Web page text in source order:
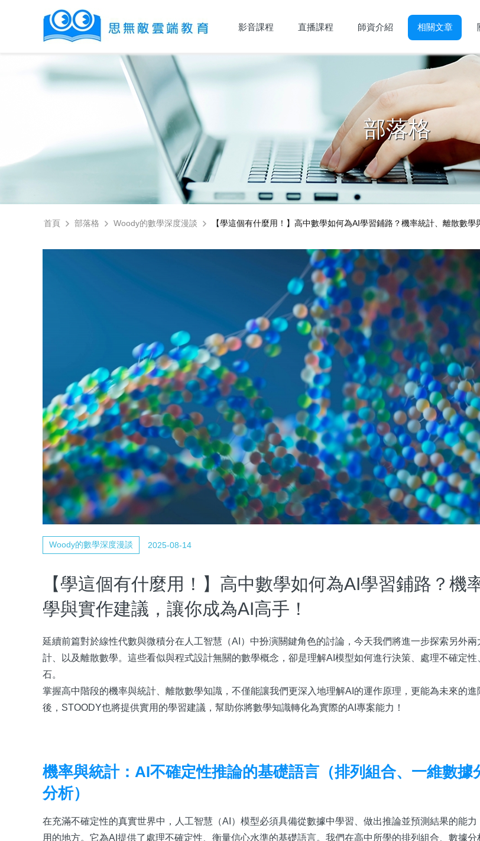
影音課程 直播課程 師資介紹 相關文章
部落格
首頁 部落格 Woody的數學深度漫談 【學這個有什麼用！】高中數學如何為AI學習鋪路？機率統計、離散數學
Woody的數學深度漫談 2025-08-14
【學這個有什麼用！】高中數學如何為AI學習鋪路？機
學與實作建議，讓你成為AI高手！
延續前篇對於線性代數與微積分在人工智慧（AI）中扮演關鍵角色的討論，今天我們將進一步探索另外
計、以及離散數學。這些看似與程式設計無關的數學概念，卻是理解AI模型如何進行決策、處理不確定
石。
掌握高中階段的機率與統計、離散數學知識，不僅能讓我們更深入地理解AI的運作原理，更能為未來的
後，STOODY也將提供實用的學習建議，幫助你將數學知識轉化為實際的AI專案能力！
機率與統計：AI不確定性推論的基礎語言（排列組合、一維數據
分析）
在充滿不確定性的真實世界中，人工智慧（AI）模型必須具備從數據中學習、做出推論並預測結果的能
用的地方。它為AI提供了處理不確定性、衡量信心水準的基礎語言。我們在高中所學的排列組合、數據